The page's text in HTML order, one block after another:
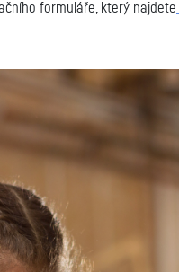
formuláře, který najdete